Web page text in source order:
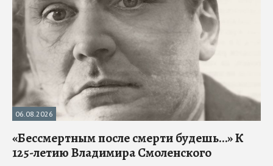
06.08.2026
«Бессмертным после смерти будешь…» К
125-летию Владимира Смоленского